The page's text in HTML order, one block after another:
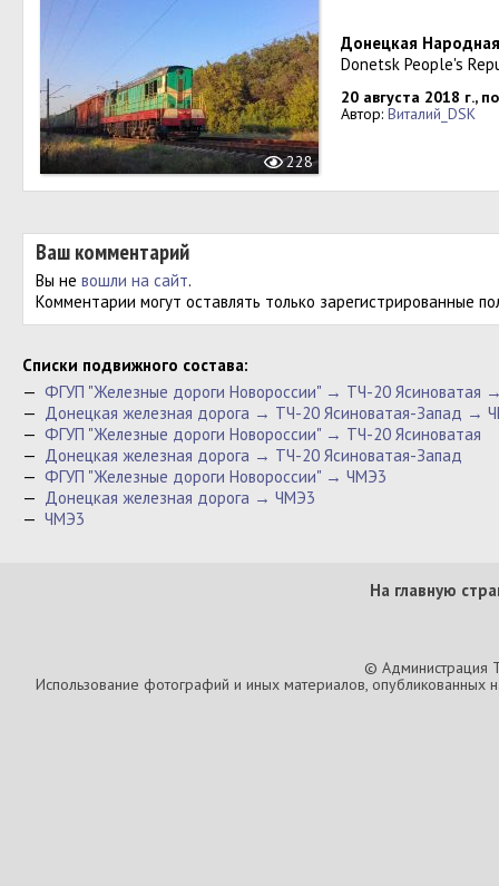
228
Донецкая
Donetsk People's
20 августа 2018 г.,
Автор: Виталий_DSK
Ваш комментарий
Вы не вошли на сайт.
Комментарии могут оставлять только зарегистрированные
Cписки подвижного состава:
— ФГУП "Железные дороги Новороссии" → ТЧ-20 Ясиноватая
— Донецкая железная дорога → ТЧ-20 Ясиноватая-Запад →
— ФГУП "Железные дороги Новороссии" → ТЧ-20 Ясиноватая
— Донецкая железная дорога → ТЧ-20 Ясиноватая-Запад
— ФГУП "Железные дороги Новороссии" → ЧМЭ3
— Донецкая железная дорога → ЧМЭ3
— ЧМЭ3
На главную
© Администрация
Использование фотографий и иных материалов, опубликованных